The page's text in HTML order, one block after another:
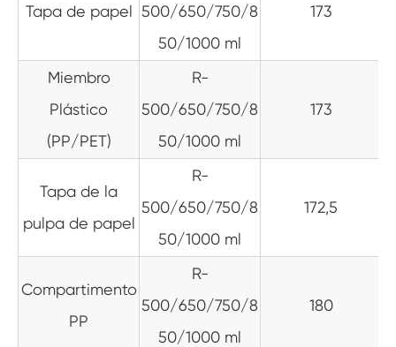
Tapa de papel 500/650/750/8
50/1000 ml
173
Miembro
Plástico
(PP/PET)
R-
500/650/750/8
50/1000 ml
173
Tapa de la
pulpa de papel
R-
500/650/750/8
50/1000 ml
172,5
Compartimento
PP
R-
500/650/750/8
50/1000 ml
180